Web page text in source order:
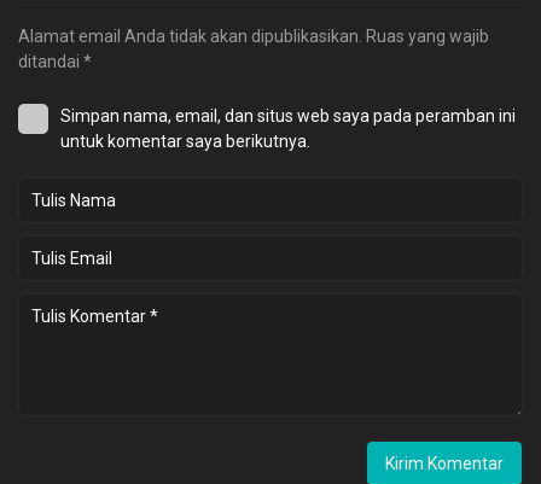
Alamat email Anda tidak akan dipublikasikan. Ruas yang wajib
ditandai *
Simpan nama, email, dan situs web saya pada peramban ini
untuk komentar saya berikutnya.